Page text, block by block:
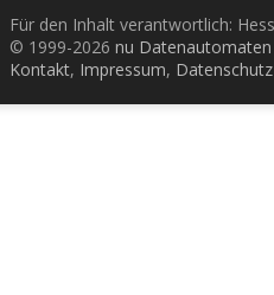
Für den Inhalt verantwortlich:
© 1999-2026 nu
Kontakt, Impressum, Datenschutz